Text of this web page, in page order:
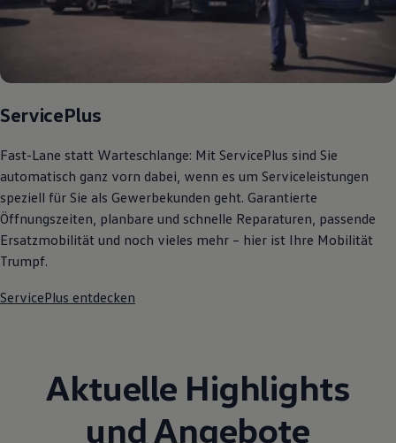
75 Jahre Bulli Jubiläum
ServicePlus
Fast-Lane statt Warteschlange: Mit ServicePlus sind Sie
automatisch ganz vorn dabei, wenn es um Serviceleistungen
speziell für Sie als Gewerbekunden geht. Garantierte
Öffnungszeiten, planbare und schnelle Reparaturen, passende
Ersatzmobilität und noch vieles mehr – hier ist Ihre Mobilität
Trumpf.
ServicePlus entdecken
Aktuelle Highlights
und Angebote